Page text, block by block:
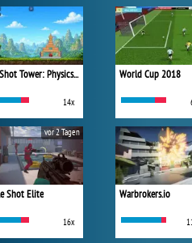
One Shot Tower: Physics Destroyer
14x
Shot Elite
16x
vor 2 Tagen
World Cup 2018
Warbrokers.io